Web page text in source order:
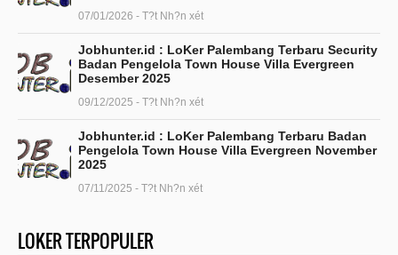
07/01/2026 - T?t Nh?n xét
Jobhunter.id : LoKer Palembang Terbaru Security
Badan Pengelola Town House Villa Evergreen
Desember 2025
09/12/2025 - T?t Nh?n xét
Jobhunter.id : LoKer Palembang Terbaru Badan
Pengelola Town House Villa Evergreen November
2025
07/11/2025 - T?t Nh?n xét
LOKER TERPOPULER